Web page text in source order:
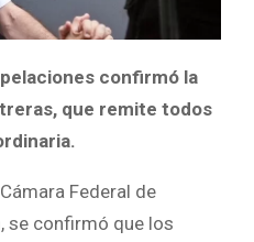
confirmó la
que remite todos
Federal de
se confirmó que los